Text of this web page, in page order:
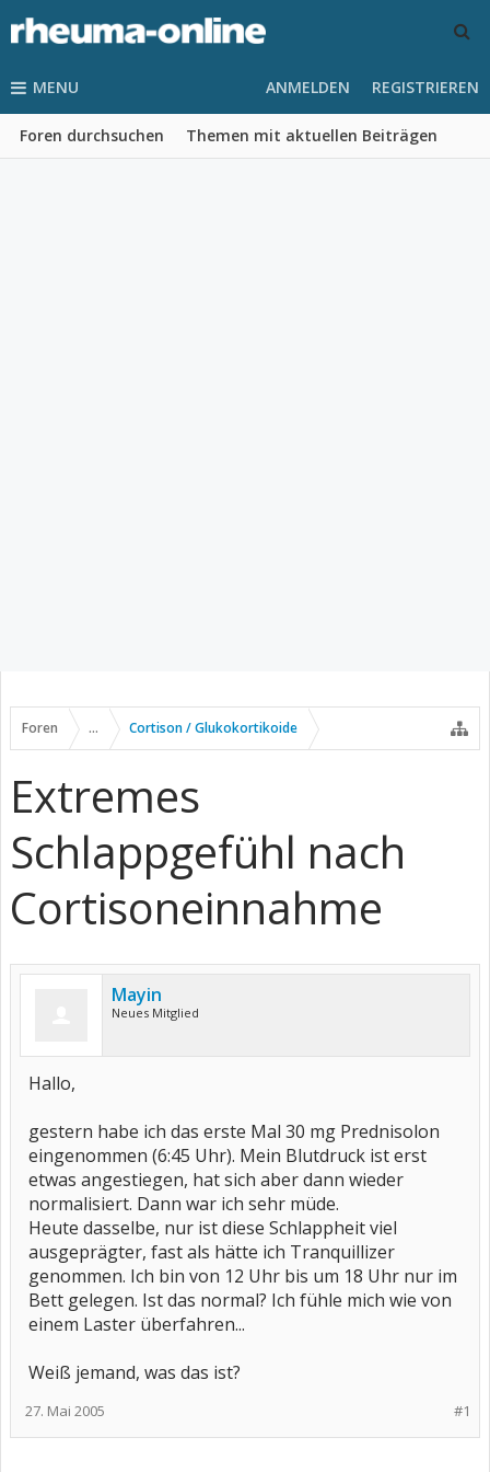
MENU
Foren durchsuchen Themen mit aktuellen Beiträgen
ANMELDEN REGISTRIEREN
Foren ... Cortison / Glukokortikoide
Extremes
Schlappgefühl nach
Cortisoneinnahme
Mayin
Neues Mitglied
Hallo,
gestern habe ich das erste Mal 30 mg Prednisolon
eingenommen (6:45 Uhr). Mein Blutdruck ist erst
etwas angestiegen, hat sich aber dann wieder
normalisiert. Dann war ich sehr müde.
Heute dasselbe, nur ist diese Schlappheit viel
ausgeprägter, fast als hätte ich Tranquillizer
genommen. Ich bin von 12 Uhr bis um 18 Uhr nur im
Bett gelegen. Ist das normal? Ich fühle mich wie von
einem Laster überfahren...
Weiß jemand, was das ist?
#1
27. Mai 2005